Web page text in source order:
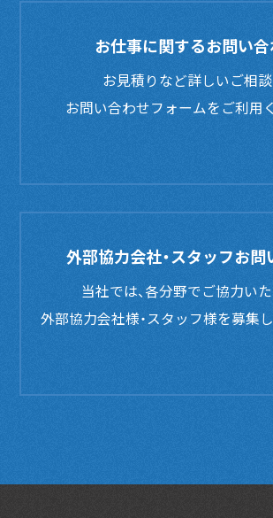
お仕事に関するお問い
お見積りなど詳しいご相談
お問い合わせフォームをご利用
外部協力会社・スタッフお問
当社では、各分野でご協力い
外部協力会社様・スタッフ様を募集